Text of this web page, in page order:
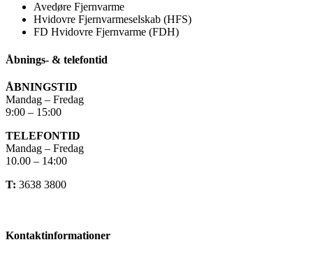
Avedøre Fjernvarme
Hvidovre Fjernvarmeselskab (HFS)
FD Hvidovre Fjernvarme (FDH)
Åbnings- & telefontid
ÅBNINGSTID
Mandag – Fredag
9:00 – 15:00
TELEFONTID
Mandag – Fredag
10.00 – 14:00
T: 3638 3800
Kontaktinformationer